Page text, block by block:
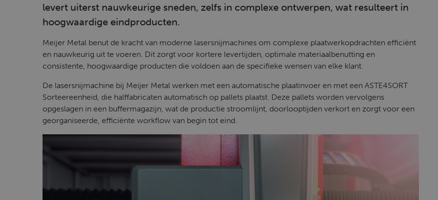
levert uiterst nauwkeurige sneden, zelfs in complexe ontwerpen, wat resulteert in
hoogwaardige eindproducten.
Meijer Metal benut de kracht van moderne lasersnijmachines om complexe plaatwerkopdrachten efficiënt
en nauwkeurig uit te voeren. Dit zorgt voor kortere levertijden, optimale materiaalbenutting en
consistente, hoogwaardige producten die voldoen aan de specifieke wensen van elke klant.
De lasersnijmachine bij Meijer Metal werken met een automatische plaatinvoer en met een ASTE4SORT
Sorteereenheid, die halffabricaten automatisch op pallets plaatst. Deze pallets worden vervolgens
opgeslagen in een buffermagazijn, wat de productie stroomlijnt, doorlooptijden verkort en zorgt voor een
georganiseerde, efficiënte workflow van begin tot eind.